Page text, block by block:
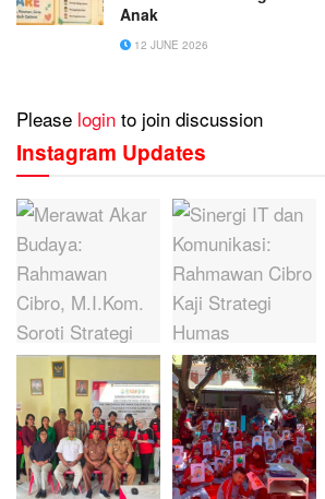
Anak
12 JUNE 2026
Please login to join discussion
Instagram Updates